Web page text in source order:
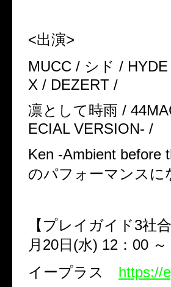
<出演>
MUCC / シド / HYDE
X / DEZERT /
凛として時雨 /
ECIAL VERSION- /
Ken -Ambient before
のパフォーマンスに
【プレイガイド3社
月 20日 (水) 12 ： 00 ～
イープラス https://